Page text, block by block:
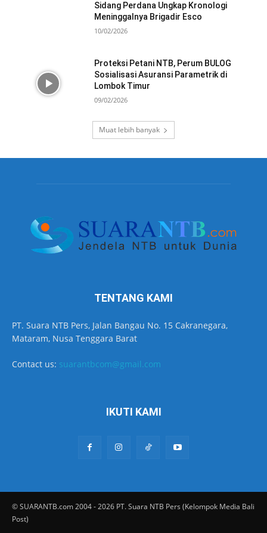
Sidang Perdana Ungkap Kronologi
Meninggalnya Brigadir Esco
10/02/2026
Proteksi Petani NTB, Perum BULOG
Sosialisasi Asuransi Parametrik di
Lombok Timur
09/02/2026
Muat lebih banyak
TENTANG KAMI
PT. Suara NTB Pers, Jalan Bangau No. 15 Cakranegara,
Mataram, Nusa Tenggara Barat
Contact us: suarantbcom@gmail.com
IKUTI KAMI
© SUARANTB.com 2004 - 2026 PT. Suara NTB Pers (Kelompok Media Bali
Post)